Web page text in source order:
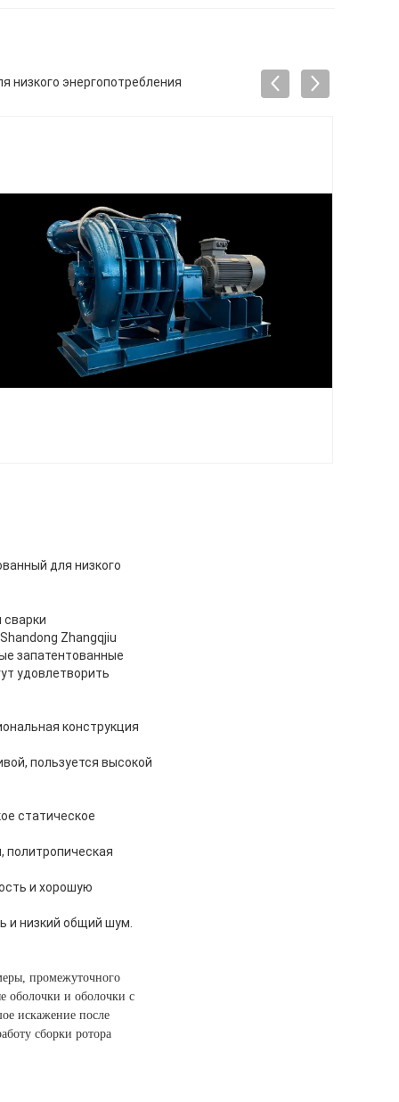
низкого энергопотребления
для низкого
сварки
Zhangqjiu
запатентованные
удовлетворить
конструкция
пользуется высокой
статическое
политропическая
и хорошую
и низкий общий шум.
промежуточного
оболочки и оболочки с
искажение после
сборки ротора